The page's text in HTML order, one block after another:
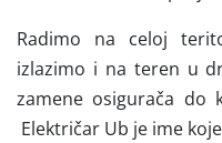
Radimo na celoj
izlazimo i na teren u
zamene osigurača do
Električar Ub je ime